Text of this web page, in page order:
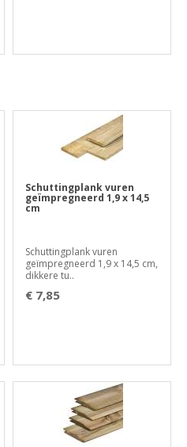
Schuttingplank vuren
geïmpregneerd 1,9 x 14,5
cm
Schuttingplank vuren
geïmpregneerd 1,9 x 14,5 cm,
dikkere tu..
€ 7,85